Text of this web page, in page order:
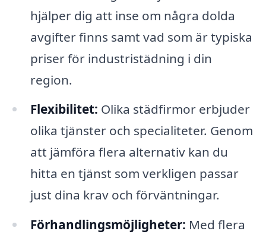
hjälper dig att inse om några dolda
avgifter finns samt vad som är typiska
priser för industristädning i din
region.
Flexibilitet: Olika städfirmor erbjuder
olika tjänster och specialiteter. Genom
att jämföra flera alternativ kan du
hitta en tjänst som verkligen passar
just dina krav och förväntningar.
Förhandlingsmöjligheter: Med flera